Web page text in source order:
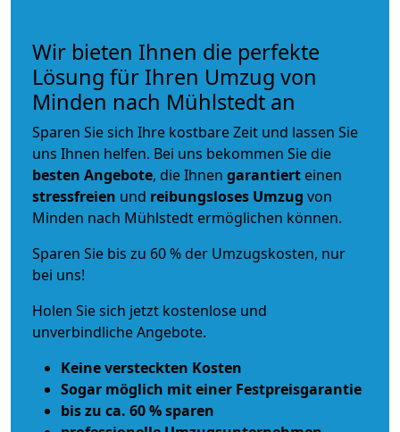
Wir bieten Ihnen die perfekte
Lösung für Ihren Umzug von
Minden nach Mühlstedt an
Sparen Sie sich Ihre kostbare Zeit und lassen Sie
uns Ihnen helfen. Bei uns bekommen Sie die
besten Angebote, die Ihnen garantiert einen
stressfreien und reibungsloses Umzug von
Minden nach Mühlstedt ermöglichen können.
Sparen Sie bis zu 60 % der Umzugskosten, nur
bei uns!
Holen Sie sich jetzt kostenlose und
unverbindliche Angebote.
Keine versteckten Kosten
Sogar möglich mit einer Festpreisgarantie
bis zu ca. 60 % sparen